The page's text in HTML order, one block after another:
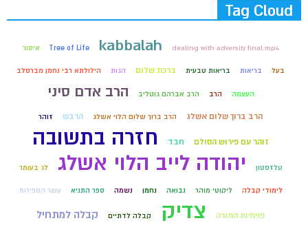
Tag Cloud
dealing with adversity final.mp4
kabbalah
Tree of Life איסור
בעל בריאות בריאות טבעית ברכת שלום הגות הילולתא רבי נחמן מברסלב
העצמה הרב הרב אברהם גוטליב הרב אדם סיני
הרב ברוך שלום אשלג הרב ברוך שלום הלוי אשלג הרבש זוהר
זוהר עם פירוש הסולם חבד חזרה בתשובה
טלזסטון יהודה לייב הלוי אשלג לג בעומר
לימודי קבלה ליקוטי מוהר נבואה נחמן נשמה ספר התניא עשר הספירות
פנימיות התורה צדיק קבלה לדתיים קבלה למתחיל